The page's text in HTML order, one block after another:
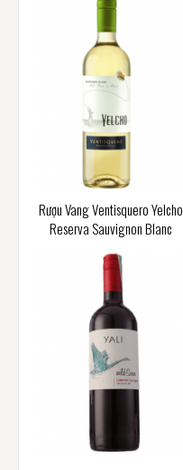
Rượu Vang Ventisquero Yelcho
Reserva Sauvignon Blanc